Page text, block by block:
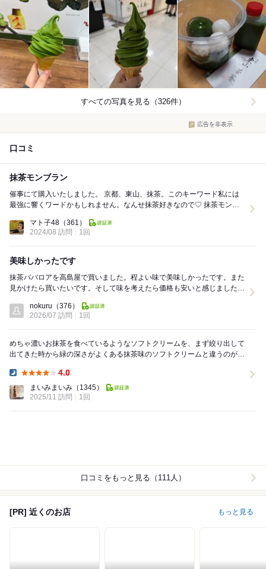
すべての写真を見る（326件）
広告を非表示
口コミ
抹茶モンブラン
催事にて購入いたしました。 京都、東山、抹茶。このキーワード私には
最強に響くワードかもしれません。なんせ抹茶好きなので♡ 抹茶モンブ
マト子48 （361）
2024/08 訪問
1回
美味しかったです
抹茶ババロアを高島屋で買いました。程よい味で美味しかったです。また
見かけたら買いたいです。そして味を考えたら価格も安いと感じました。
nokuru （376）
2026/07 訪問
1回
めちゃ濃いお抹茶を食べているようなソフトクリームを、まず絞り出して
出てきた時から緑の深さがよくある抹茶味のソフトクリームと違うのがわ
4.0
まいみまいみ （1345）
2025/11 訪問
1回
口コミをもっと見る（111人）
[PR] 近くのお店 もっと見る